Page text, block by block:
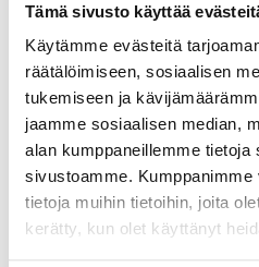
Tämä sivusto käyttää
Käytämme evästeitä
räätälöimiseen, sosiaalisen
tukemiseen ja
jaamme sosiaalisen median,
alan kumppaneillemme tietoja
sivustoamme. Kumppanimme
tietoja muihin tietoihin, joita
kerätty, kun olet käyttänyt